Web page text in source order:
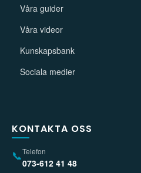
Våra guider
Våra videor
Kunskapsbank
Sociala medier
KONTAKTA OSS
📞Telefon
073-612 41 48